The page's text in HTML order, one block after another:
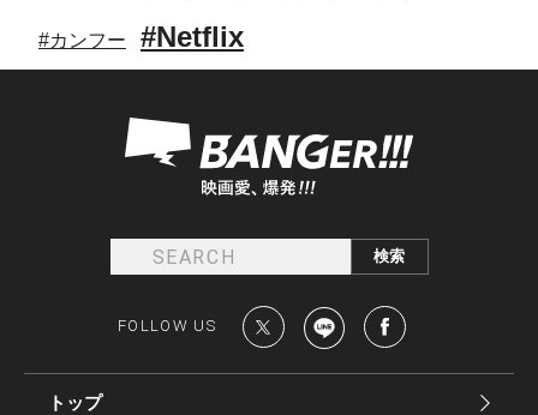
#カンフー #Netflix
FOLLOW US
トップ